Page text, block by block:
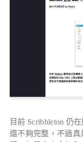
目前 Scribbleton 仍
還不夠完整，不過